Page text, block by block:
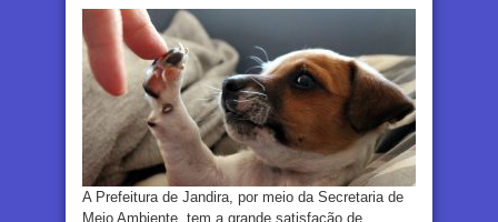
A Prefeitura de Jandira, por meio da Secretaria de
Meio Ambiente, tem a grande satisfação de